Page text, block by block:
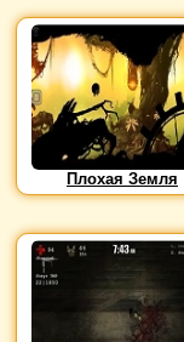
Плохая Земля